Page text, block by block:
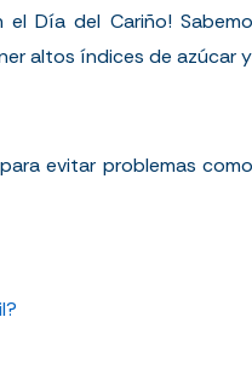
Día del Cariño!
altos índices de azúcar
evitar problemas